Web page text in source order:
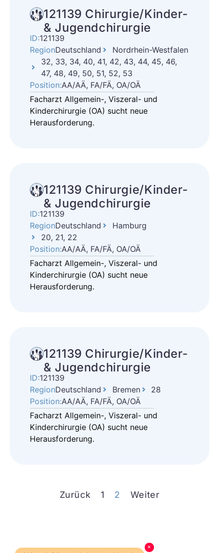
121139 Chirurgie/Kinder-
& Jugendchirurgie
ID:121139
RegionDeutschland
Nordrhein-Westfalen
32, 33, 34, 40, 41, 42, 43, 44, 45, 46,
47, 48, 49, 50, 51, 52, 53
Position:AA/AÄ, FA/FÄ, OA/OÄ
Facharzt Allgemein-, Viszeral- und
Kinderchirurgie (OA) sucht neue
Herausforderung.
121139 Chirurgie/Kinder-
& Jugendchirurgie
ID:121139
RegionDeutschland
Hamburg
20, 21, 22
Position:AA/AÄ, FA/FÄ, OA/OÄ
Facharzt Allgemein-, Viszeral- und
Kinderchirurgie (OA) sucht neue
Herausforderung.
121139 Chirurgie/Kinder-
& Jugendchirurgie
ID:121139
RegionDeutschland Bremen
28
Position:AA/AÄ, FA/FÄ, OA/OÄ
Facharzt Allgemein-, Viszeral- und
Kinderchirurgie (OA) sucht neue
Herausforderung.
Zurück 1 2 Weiter
×